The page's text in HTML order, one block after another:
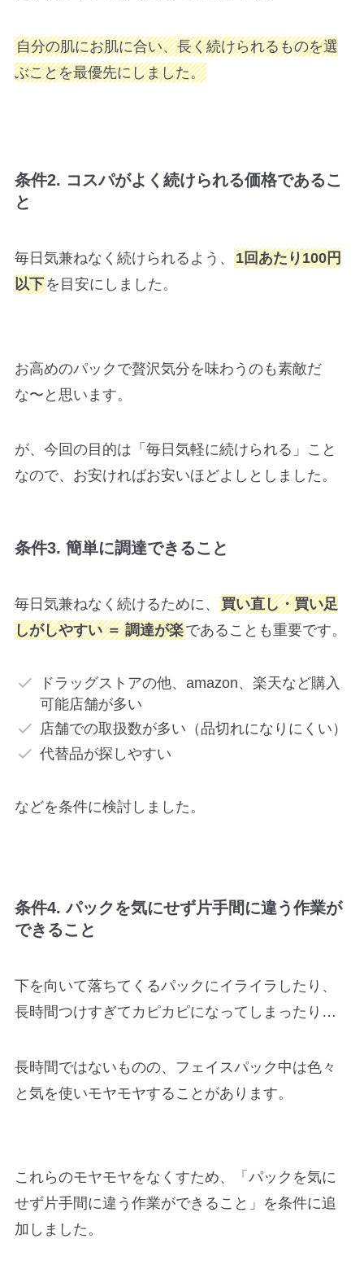
自分の肌にお肌に合い、長く続けられるものを選
ぶことを最優先にしました。
条件2. コスパがよく続けられる価格であるこ
と
毎日気兼ねなく続けられるよう、 1回あたり100円
以下を目安にしました。
お高めのパックで贅沢気分を味わうのも素敵だ
な〜と思います。
が、今回の目的は「毎日気軽に続けられる」こと
なので、お安ければお安いほどよしとしました。
条件3. 簡単に調達できること
毎日気兼ねなく続けるために、 買い直し・買い足
しがしやすい ＝ 調達が楽であることも重要です。
ドラッグストアの他、amazon、楽天など購入
可能店舗が多い
店舗での取扱数が多い（品切れになりにくい）
代替品が探しやすい
などを条件に検討しました。
条件4. パックを気にせず片手間に違う作業が
できること
下を向いて落ちてくるパックにイライラしたり、
長時間つけすぎてカピカピになってしまったり…
長時間ではないものの、フェイスパック中は色々
と気を使いモヤモヤすることがあります。
これらのモヤモヤをなくすため、「パックを気に
せず片手間に違う作業ができること」を条件に追
加しました。